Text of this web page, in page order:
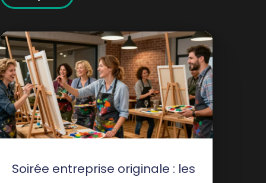
Soirée entreprise originale : les